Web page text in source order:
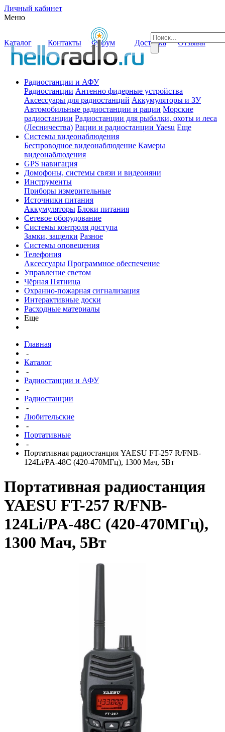
Личный кабинет
Меню
Каталог Контакты Форум Доставка Отзывы
Радиостанции и АФУ
Радиостанции Антенно фидерные устройства
Аксессуары для радиостанций Аккумуляторы и ЗУ
Автомобильные радиостанции и рации Морские
радиостанции Радиостанции для рыбалки, охоты и леса
(Лесничества) Рации и радиостанции Yaesu Еще
Системы видеонаблюдения
Беспроводное видеонаблюдение Камеры
видеонаблюдения
GPS навигация
Домофоны, системы связи и видеоняни
Инструменты
Приборы измерительные
Источники питания
Аккумуляторы Блоки питания
Сетевое оборудование
Системы контроля доступа
Замки, защелки Разное
Системы оповещения
Телефония
Аксессуары Программное обеспечение
Управление светом
Чёрная Пятница
Охранно-пожарная сигнализация
Интерактивные доски
Расходные материалы
Еще
Главная
-
Каталог
-
Радиостанции и АФУ
-
Радиостанции
-
Любительские
-
Портативные
-
Портативная радиостанция YAESU FT-257 R/FNB-
124Li/PA-48C (420-470МГц), 1300 Мач, 5Вт
Портативная радиостанция
YAESU FT-257 R/FNB-
124Li/PA-48C (420-470МГц),
1300 Мач, 5Вт